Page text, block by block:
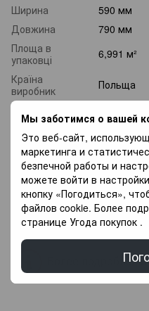
Мы заботимся о вашей
Это веб-сайт,
маркетинга и
безпечной работы и
можете войти в
кнопку «Погодиться»,
файлов cookie. Более
странице Угода покупок .
Ширина
590 мм
Довжина
790 мм
Площа в
упаковці
6,991 м²
Країна
виробник
Польща
Доставка
«Новая почта»
новая почта.
Курьером по
Более подробная